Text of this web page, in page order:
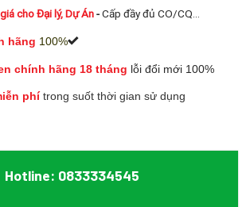
cho Đại lý, Dự Án-Cấp đầy đủ CO/CQ...
hãng 100%
chính hãng 18 tháng lỗi đổi mới 100%
phí trong suốt thời gian sử dụng
Hotline: 0833334545